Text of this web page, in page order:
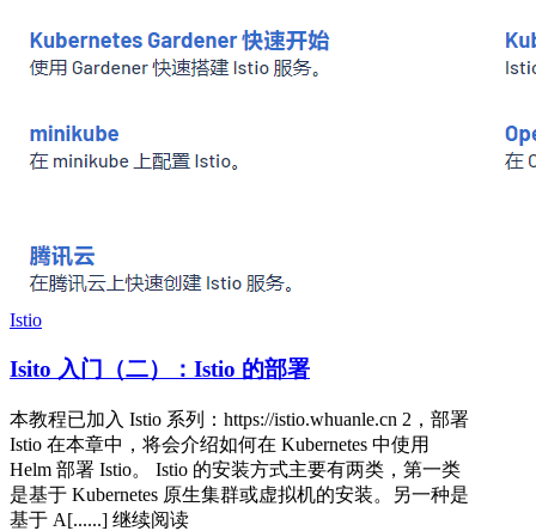
Istio
Isito 入门（二）：Istio 的部署
本教程已加入 Istio 系列：https://istio.whuanle.cn 2，部署
Istio 在本章中，将会介绍如何在 Kubernetes 中使用
Helm 部署 Istio。 Istio 的安装方式主要有两类，第一类
是基于 Kubernetes 原生集群或虚拟机的安装。另一种是
基于 A[......] 继续阅读